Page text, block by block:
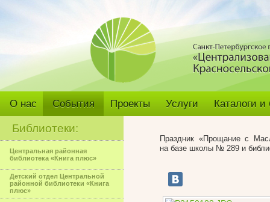
О нас События Проекты Услуги Каталоги
Библиотеки:
Центральная районная
библиотека «Книга плюс»
Детский отдел Центральной
районной библиотеки «Книга
плюс»
Праздник «Прощание с
на базе школы № 289 и